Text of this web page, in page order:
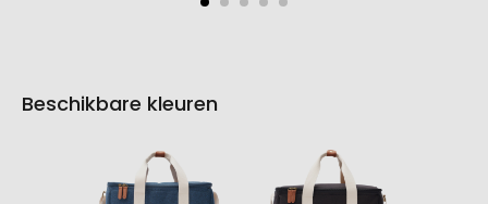
Beschikbare kleuren